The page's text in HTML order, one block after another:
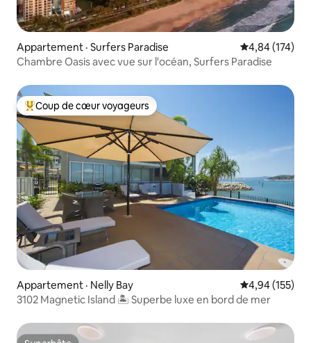
Appartement · Surfers Paradise Note
4,84 (174)
Chambre Oasis avec vue sur l'océan, Surfers Paradise
Coup de cœur voyageurs parmi les plus aimés
Coup de cœur voyageurs
Appartement · Nelly Bay Note
4,94 (155)
3102 Magnetic Island 🏝 Superbe luxe en bord de mer